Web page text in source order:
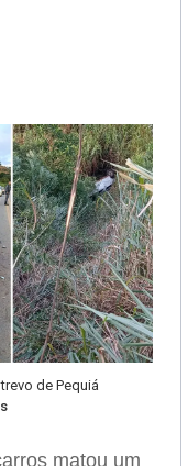
de Pequiá
matou um